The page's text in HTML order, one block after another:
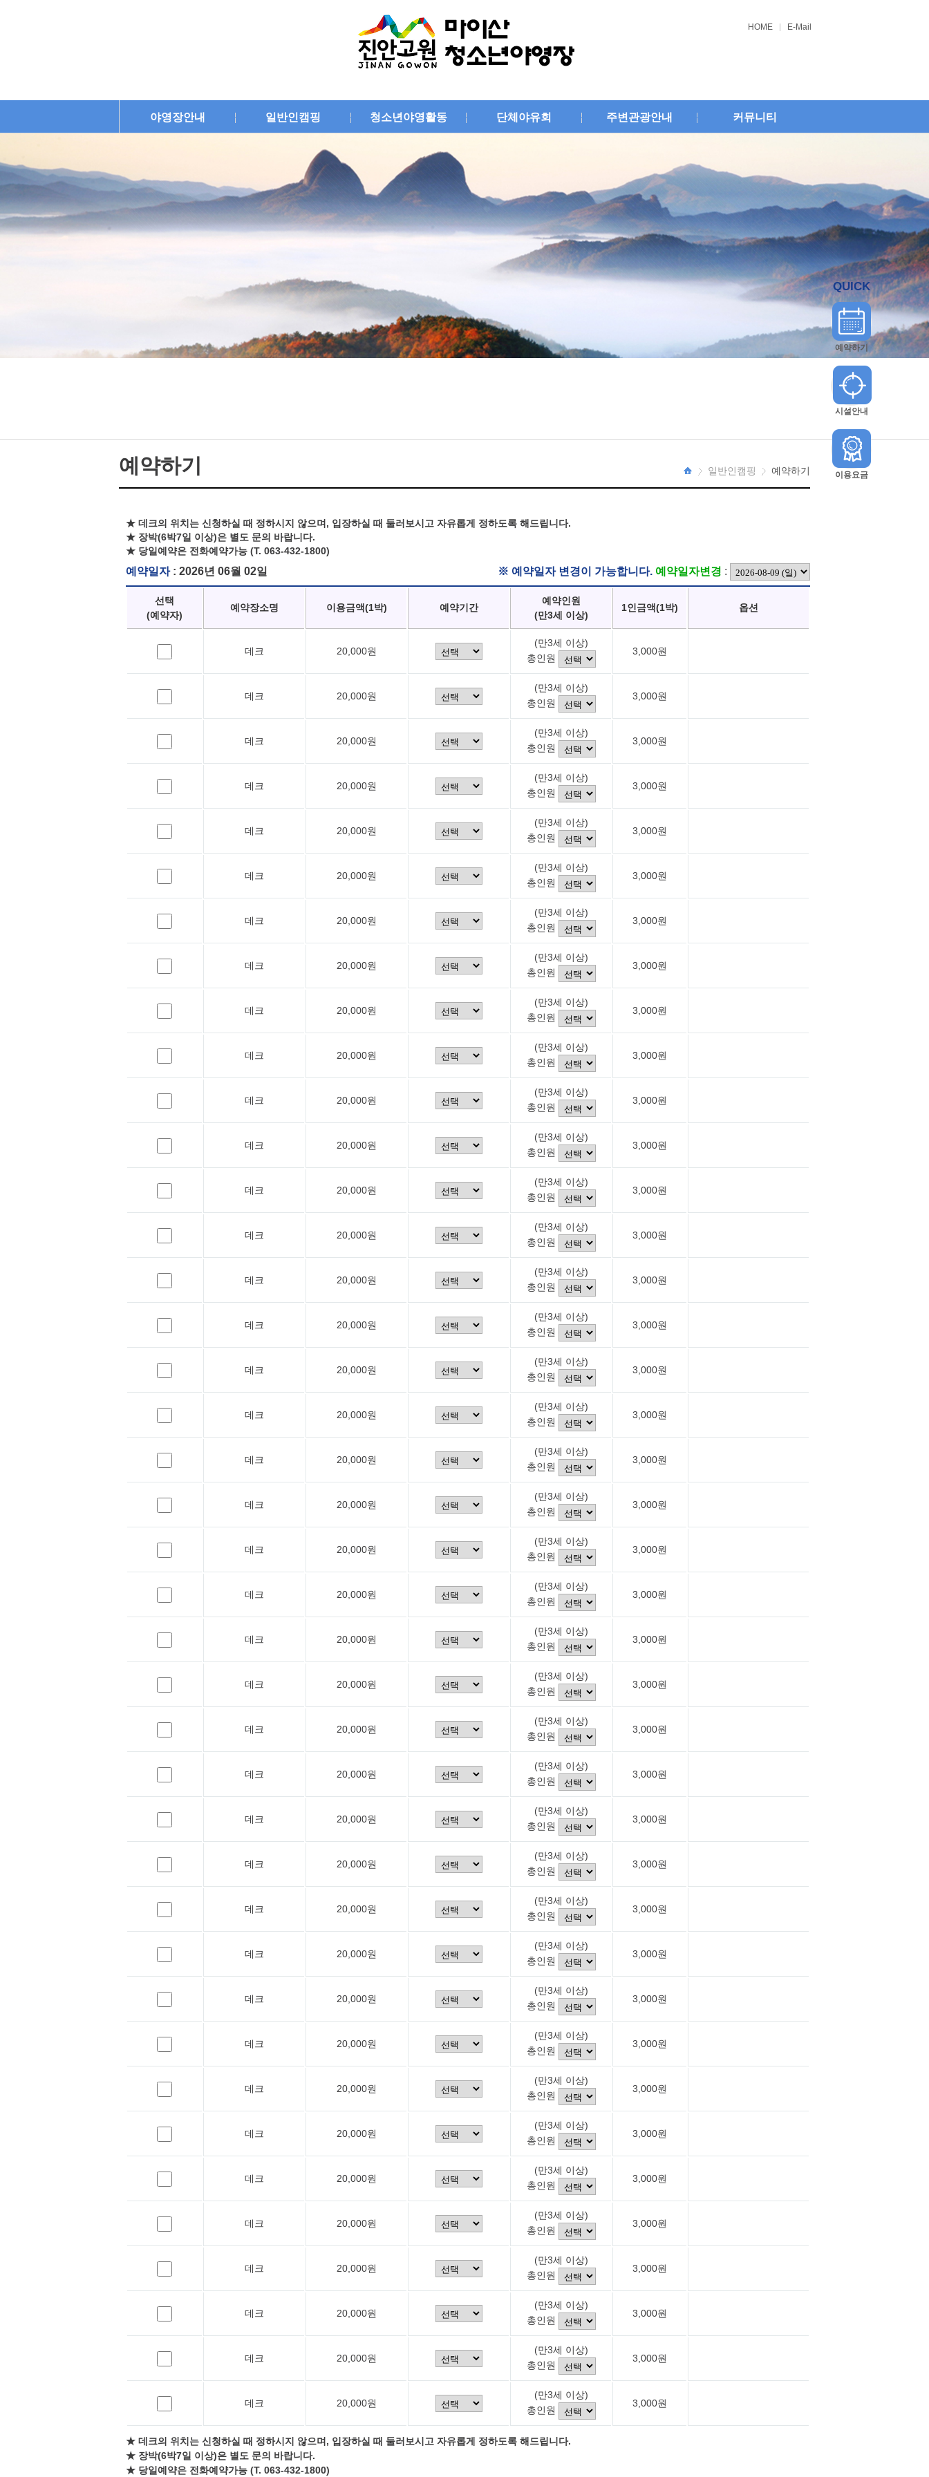
HOME E-Mail
야영장안내 일반인캠핑 청소년야영활동 단체야유회 주변관광안내 커뮤니티
예약하기 일반인캠핑 예약하기
★ 데크의 위치는 신청하실 때 정하시지 않으며, 입장하실 때 둘러보시고 자유롭게 정하도록 해드립니다.
★ 장박(6박7일 이상)은 별도 문의 바랍니다.
★ 당일예약은 전화예약가능 (T. 063-432-1800)
예약일자: 2026년 06월 02일 ※ 예약일자 변경이 가능합니다. 예약일자변경 :
선택
(예약자)
예약장소명 이용금액(1박) 예약기간
예약인원
(만3세 이상)
1인금액(1박) 옵션
데크 20,000원
(만3세 이상)
총인원
3,000원
데크 20,000원
(만3세 이상)
총인원
3,000원
데크 20,000원
(만3세 이상)
총인원
3,000원
데크 20,000원
(만3세 이상)
총인원
3,000원
데크 20,000원
(만3세 이상)
총인원
3,000원
데크 20,000원
(만3세 이상)
총인원
3,000원
데크 20,000원
(만3세 이상)
총인원
3,000원
데크 20,000원
(만3세 이상)
총인원
3,000원
데크 20,000원
(만3세 이상)
총인원
3,000원
데크 20,000원
(만3세 이상)
총인원
3,000원
데크 20,000원
(만3세 이상)
총인원
3,000원
데크 20,000원
(만3세 이상)
총인원
3,000원
데크 20,000원
(만3세 이상)
총인원
3,000원
데크 20,000원
(만3세 이상)
총인원
3,000원
데크 20,000원
(만3세 이상)
총인원
3,000원
데크 20,000원
(만3세 이상)
총인원
3,000원
데크 20,000원
(만3세 이상)
총인원
3,000원
데크 20,000원
(만3세 이상)
총인원
3,000원
데크 20,000원
(만3세 이상)
총인원
3,000원
데크 20,000원
(만3세 이상)
총인원
3,000원
데크 20,000원
(만3세 이상)
총인원
3,000원
데크 20,000원
(만3세 이상)
총인원
3,000원
데크 20,000원
(만3세 이상)
총인원
3,000원
데크 20,000원
(만3세 이상)
총인원
3,000원
데크 20,000원
(만3세 이상)
총인원
3,000원
데크 20,000원
(만3세 이상)
총인원
3,000원
데크 20,000원
(만3세 이상)
총인원
3,000원
데크 20,000원
(만3세 이상)
총인원
3,000원
데크 20,000원
(만3세 이상)
총인원
3,000원
데크 20,000원
(만3세 이상)
총인원
3,000원
데크 20,000원
(만3세 이상)
총인원
3,000원
데크 20,000원
(만3세 이상)
총인원
3,000원
데크 20,000원
(만3세 이상)
총인원
3,000원
데크 20,000원
(만3세 이상)
총인원
3,000원
데크 20,000원
(만3세 이상)
총인원
3,000원
데크 20,000원
(만3세 이상)
총인원
3,000원
데크 20,000원
(만3세 이상)
총인원
3,000원
데크 20,000원
(만3세 이상)
총인원
3,000원
데크 20,000원
(만3세 이상)
총인원
3,000원
데크 20,000원
(만3세 이상)
총인원
3,000원
★ 데크의 위치는 신청하실 때 정하시지 않으며, 입장하실 때 둘러보시고 자유롭게 정하도록 해드립니다.
★ 장박(6박7일 이상)은 별도 문의 바랍니다.
★ 당일예약은 전화예약가능 (T. 063-432-1800)
QUICK
예약하기
시설안내
이용요금